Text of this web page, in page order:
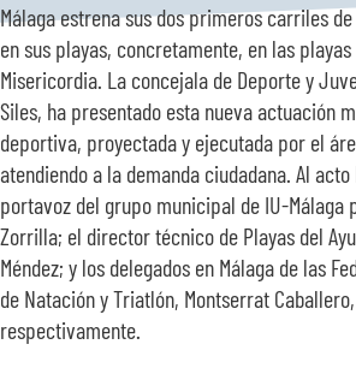
SOBRE NOSOTROS
TRANSPARENCIA
Málaga estrena sus dos primeros carriles
en sus playas, concretamente, en las
Misericordia. La concejala de Deporte y
Siles, ha presentado esta nueva actuación
deportiva, proyectada y ejecutada por el
atendiendo a la demanda ciudadana. Al
portavoz del grupo municipal de IU-Málaga
Zorrilla; el director técnico de Playas del
Méndez; y los delegados en Málaga de las
de Natación y Triatlón, Montserrat
respectivamente.